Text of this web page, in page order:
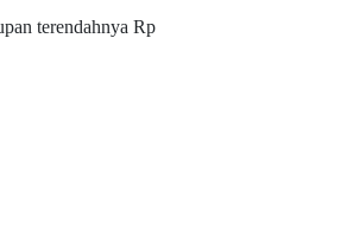
terendahnya Rp